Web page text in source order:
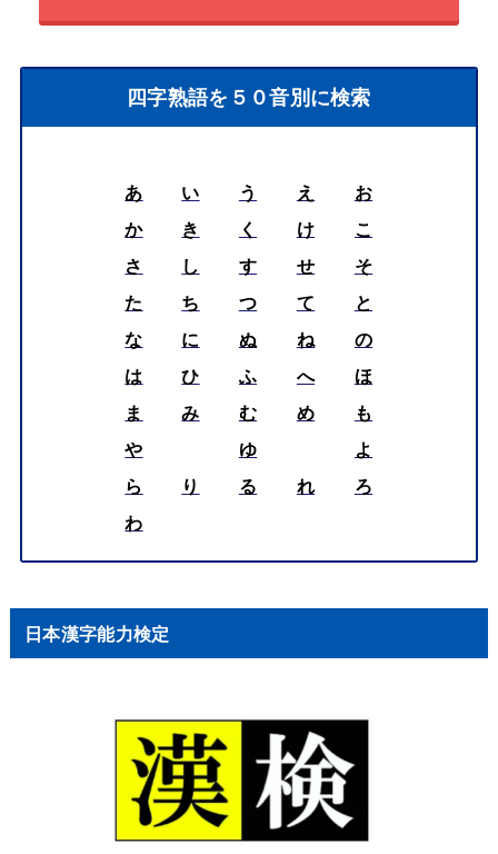
四字熟語を５０音別に検索
あ い う え
お
か
き く け
こ
さ
し す せ
そ
た
ち つ て
と
な
に ぬ ね
の
は
ひ ふ へ
ほ
ま
み む め
も
や
ゆ
よ
ら
り る れ
ろ
わ
日本漢字能力検定